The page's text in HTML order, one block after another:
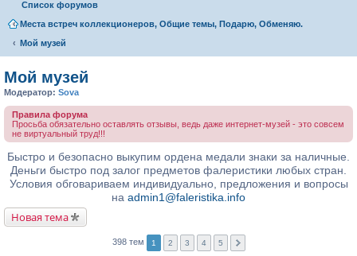
Список форумов
Места встреч коллекционеров, Общие темы, Подарю, Обменяю.
Мой музей
Мой музей
Модератор: Sova
Правила форума
Просьба обязательно оставлять отзывы, ведь даже интернет-музей - это совсем
не виртуальный труд!!!
Быстро и безопасно выкупим ордена медали знаки за наличные.
Деньги быстро под залог предметов фалеристики любых стран.
Условия обговариваем индивидуально, предложения и вопросы
на admin1@faleristika.info
Новая тема
398 тем 1 2 3 4 5